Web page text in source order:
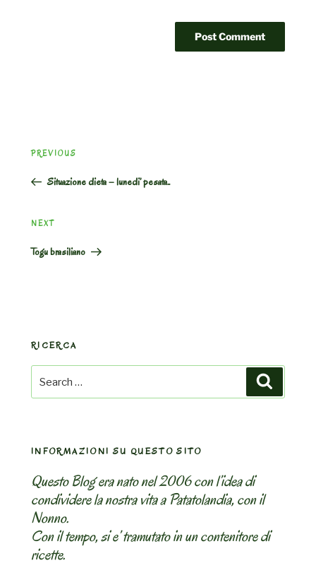
navigation
Previous
PREVIOUS
Situazione dieta – lunedi’ pesata..
Next
NEXT
Togu brasiliano
RICERCA
Search
for:
INFORMAZIONI SU QUESTO SITO
Questo Blog era nato nel 2006 con l’idea di
condividere la nostra vita a Patatolandia, con il
Nonno.
Con il tempo, si e’ tramutato in un contenitore di
ricette.